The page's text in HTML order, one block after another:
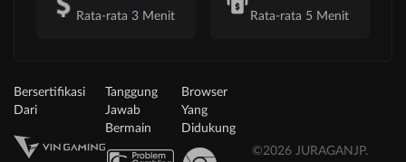
Rata-rata 3 Menit Rata-rata 5 Menit
Bersertifikasi
Dari
Tanggung
Jawab
Bermain
Browser
Yang
Didukung
©2026 JURAGANJP.